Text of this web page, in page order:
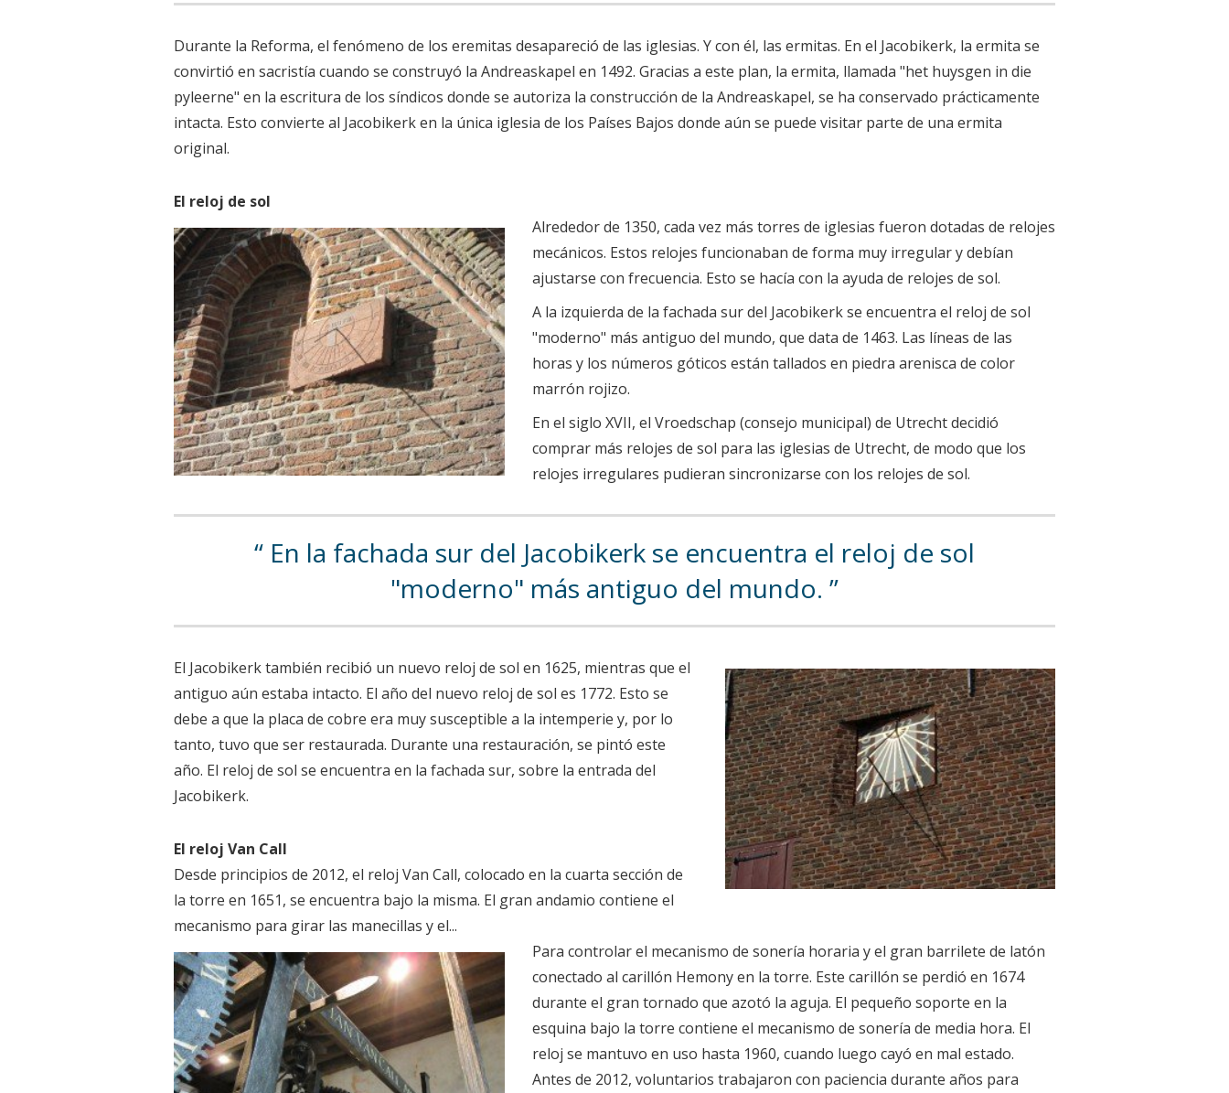
Durante la Reforma, el fenómeno de los eremitas desapareció de las iglesias. Y con él, las ermitas. En el Jacobikerk, la ermita se
convirtió en sacristía cuando se construyó la Andreaskapel en 1492. Gracias a este plan, la ermita, llamada "het huysgen in die
pyleerne" en la escritura de los síndicos donde se autoriza la construcción de la Andreaskapel, se ha conservado prácticamente
intacta. Esto convierte al Jacobikerk en la única iglesia de los Países Bajos donde aún se puede visitar parte de una ermita
original.
El reloj de sol
Alrededor de 1350, cada vez más torres de iglesias fueron dotadas de relojes
mecánicos. Estos relojes funcionaban de forma muy irregular y debían
ajustarse con frecuencia. Esto se hacía con la ayuda de relojes de sol.
A la izquierda de la fachada sur del Jacobikerk se encuentra el reloj de sol
"moderno" más antiguo del mundo, que data de 1463. Las líneas de las
horas y los números góticos están tallados en piedra arenisca de color
marrón rojizo.
En el siglo XVII, el Vroedschap (consejo municipal) de Utrecht decidió
comprar más relojes de sol para las iglesias de Utrecht, de modo que los
relojes irregulares pudieran sincronizarse con los relojes de sol.
En la fachada sur del Jacobikerk se encuentra el reloj de sol
"moderno" más antiguo del mundo.
El Jacobikerk también recibió un nuevo reloj de sol en 1625, mientras que el
antiguo aún estaba intacto. El año del nuevo reloj de sol es 1772. Esto se
debe a que la placa de cobre era muy susceptible a la intemperie y, por lo
tanto, tuvo que ser restaurada. Durante una restauración, se pintó este
año. El reloj de sol se encuentra en la fachada sur, sobre la entrada del
Jacobikerk.
El reloj Van Call
Desde principios de 2012, el reloj Van Call, colocado en la cuarta sección de
la torre en 1651, se encuentra bajo la misma. El gran andamio contiene el
mecanismo para girar las manecillas y el...
Para controlar el mecanismo de sonería horaria y el gran barrilete de latón
conectado al carillón Hemony en la torre. Este carillón se perdió en 1674
durante el gran tornado que azotó la aguja. El pequeño soporte en la
esquina bajo la torre contiene el mecanismo de sonería de media hora. El
reloj se mantuvo en uso hasta 1960, cuando luego cayó en mal estado.
Antes de 2012, voluntarios trabajaron con paciencia durante años para